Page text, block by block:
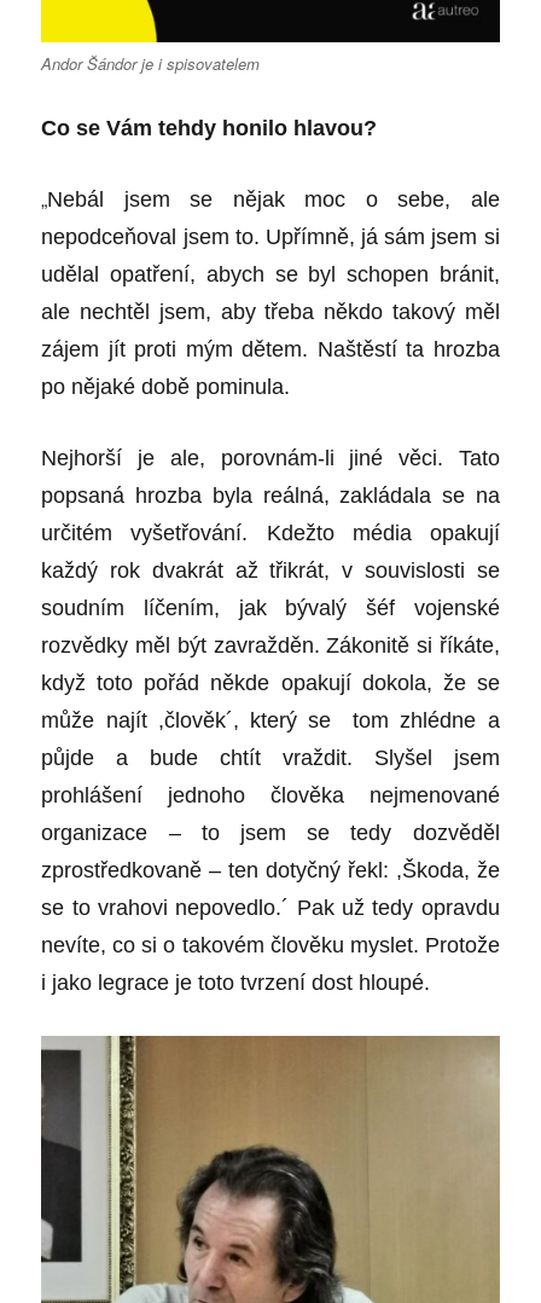
Andor Šándor je i spisovatelem
Co se Vám tehdy honilo hlavou?
„Nebál jsem se nějak moc o sebe, ale
nepodceňoval jsem to. Upřímně, já sám jsem si
udělal opatření, abych se byl schopen bránit,
ale nechtěl jsem, aby třeba někdo takový měl
zájem jít proti mým dětem. Naštěstí ta hrozba
po nějaké době pominula.
Nejhorší je ale, porovnám-li jiné věci. Tato
popsaná hrozba byla reálná, zakládala se na
určitém vyšetřování. Kdežto média opakují
každý rok dvakrát až třikrát, v souvislosti se
soudním líčením, jak bývalý šéf vojenské
rozvědky měl být zavražděn. Zákonitě si říkáte,
když toto pořád někde opakují dokola, že se
může najít ,člověk´, který se tom zhlédne a
půjde a bude chtít vraždit. Slyšel jsem
prohlášení jednoho člověka nejmenované
organizace – to jsem se tedy dozvěděl
zprostředkovaně – ten dotyčný řekl: ,Škoda, že
se to vrahovi nepovedlo.´ Pak už tedy opravdu
nevíte, co si o takovém člověku myslet. Protože
i jako legrace je toto tvrzení dost hloupé.